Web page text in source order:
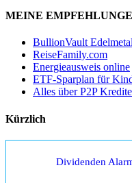
MEINE
BullionVault
ReiseFamily.com
Energieausweis online
ETF-Sparplan für
Alles über P2P Kredite
Kürzlich
Dividenden